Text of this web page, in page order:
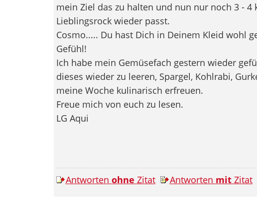
mein Ziel das zu halten und nun nur noch 3 -
Lieblingsrock wieder passt.
Cosmo..... Du hast Dich in Deinem Kleid wohl
Gefühl!
Ich habe mein Gemüsefach gestern wieder
dieses wieder zu leeren, Spargel, Kohlrabi,
meine Woche kulinarisch erfreuen.
Freue mich von euch zu lesen.
LG Aqui
Antworten ohne Zitat Antworten mitZitat